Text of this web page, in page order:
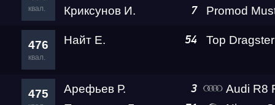
квал.
Криксунов И.
7
476
квал.
Найт Е. 54
475 Арефьев Р. 3
Audi R8 Rokot